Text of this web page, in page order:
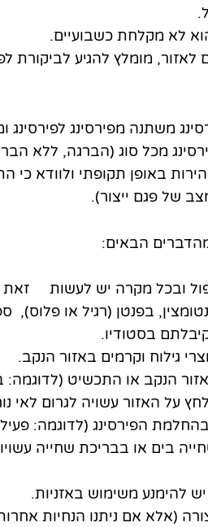
לא מקלחת כשבועיים.
מומלץ להגיע לביקורת
משתנה מפירסינג לפירסינג
מכל סוג (הברגה, ללא
באופן תקופתי ולוודא כי
של פגם ייצור).
הבאים:
ובכל מקרה יש לעשות זאת
בפנטן (רגיל או פלוס),
בסטודיו.
גילוח וקרמים באזור הנקב.
הנקב או התכשיט (לדוגמה:
האזור עשויה לגרום לאי
הפירסינג (לדוגמה:
בים או בבריכת שחייה
להימנע משימוש באזניות.
(אלא אם ניתנו הנחיות